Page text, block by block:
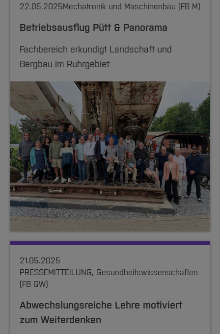
22.05.2025Mechatronik und Maschinenbau (FB M)
Betriebsausflug Pütt & Panorama
Fachbereich erkundigt Landschaft und
Bergbau im Ruhrgebiet
21.05.2025
PRESSEMITTEILUNG, Gesundheitswissenschaften
(FB GW)
Abwechslungsreiche Lehre motiviert
zum Weiterdenken